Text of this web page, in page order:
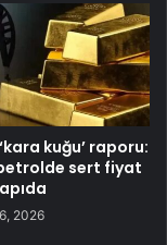
kuğu’ raporu:
sert fiyat
2026